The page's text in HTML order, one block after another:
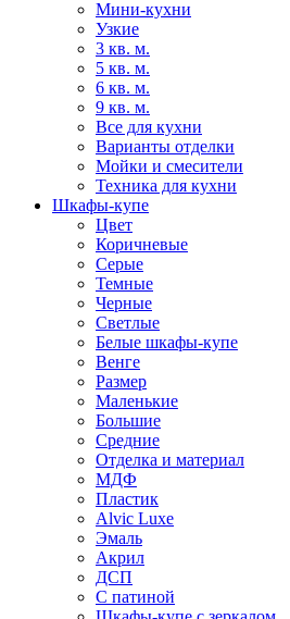
Мини-кухни
Узкие
3 кв. м.
5 кв. м.
6 кв. м.
9 кв. м.
Все для кухни
Варианты отделки
Мойки и смесители
Техника для кухни
Шкафы-купе
Цвет
Коричневые
Серые
Темные
Черные
Светлые
Белые шкафы-купе
Венге
Размер
Маленькие
Большие
Средние
Отделка и материал
МДФ
Пластик
Alvic Luxe
Эмаль
Акрил
ДСП
С патиной